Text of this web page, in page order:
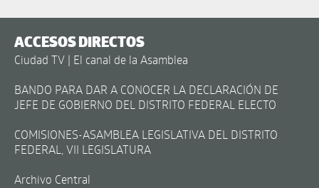
ACCESOS DIRECTOS
Ciudad TV | El canal de la Asamblea
BANDO PARA DAR A CONOCER LA DECLARACIÓN DE
JEFE DE GOBIERNO DEL DISTRITO FEDERAL ELECTO
COMISIONES-ASAMBLEA LEGISLATIVA DEL DISTRITO
FEDERAL, VII LEGISLATURA
Archivo Central